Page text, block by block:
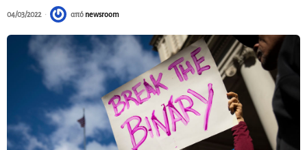
04/03/2022 από newsroom